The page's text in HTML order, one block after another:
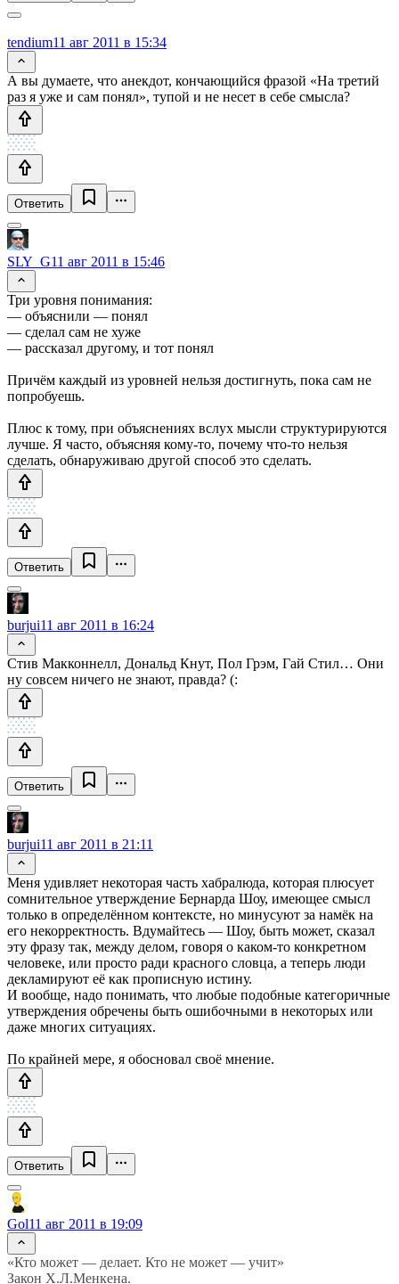
tendium11 авг 2011 в 15:34
А вы думаете, что анекдот, кончающийся фразой «На третий
раз я уже и сам понял», тупой и не несет в себе смысла?
Ответить
SLY_G11 авг 2011 в 15:46
Три уровня понимания:
— объяснили — понял
— сделал сам не хуже
— рассказал другому, и тот понял
Причём каждый из уровней нельзя достигнуть, пока сам не
попробуешь.
Плюс к тому, при объяснениях вслух мысли структурируются
лучше. Я часто, объясняя кому-то, почему что-то нельзя
сделать, обнаруживаю другой способ это сделать.
Ответить
burjui11 авг 2011 в 16:24
Стив Макконнелл, Дональд Кнут, Пол Грэм, Гай Стил… Они
ну совсем ничего не знают, правда? (:
Ответить
burjui11 авг 2011 в 21:11
Меня удивляет некоторая часть хабралюда, которая плюсует
сомнительное утверждение Бернарда Шоу, имеющее смысл
только в определённом контексте, но минусуют за намёк на
его некорректность. Вдумайтесь — Шоу, быть может, сказал
эту фразу так, между делом, говоря о каком-то конкретном
человеке, или просто ради красного словца, а теперь люди
декламируют её как прописную истину.
И вообще, надо понимать, что любые подобные категоричные
утверждения обречены быть ошибочными в некоторых или
даже многих ситуациях.
По крайней мере, я обосновал своё мнение.
Ответить
Gol11 авг 2011 в 19:09
«Кто может — делает. Кто не может — учит»
Закон Х.Л.Менкена.